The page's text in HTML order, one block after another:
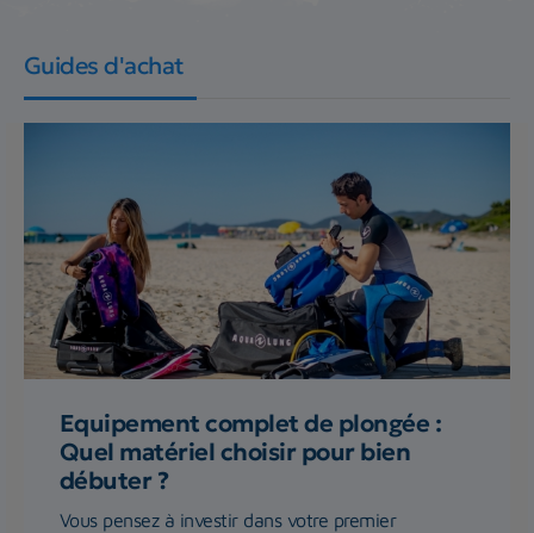
Guides d'achat
Equipement complet de plongée :
Quel matériel choisir pour bien
débuter ?
Vous pensez à investir dans votre premier